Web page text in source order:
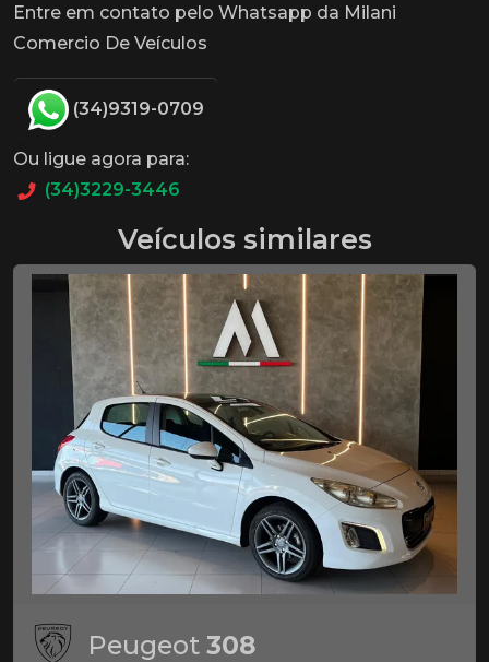
Entre em contato pelo Whatsapp da Milani
Comercio De Veículos
(34)9319-0709
Ou ligue agora para:
(34)3229-3446
Veículos similares
Peugeot 308